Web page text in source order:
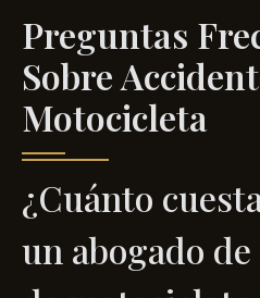
Preguntas
Sobre
Motocicleta
¿Cuánto
un abogado